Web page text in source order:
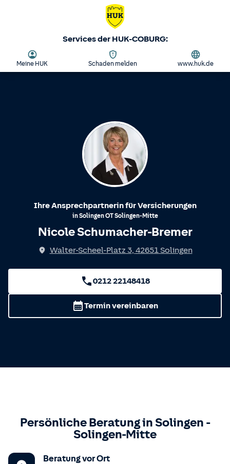
Services der HUK-COBURG:
Meine HUK Schaden melden www.huk.de
Ihre Ansprechpartnerin für Versicherungen
inSolingenOTSolingen-Mitte
Nicole Schumacher-Bremer
Walter-Scheel-Platz 3, 42651 Solingen
0212 22148418
Termin vereinbaren
Persönliche Beratung inSolingen -
Solingen-Mitte
Beratung vor Ort